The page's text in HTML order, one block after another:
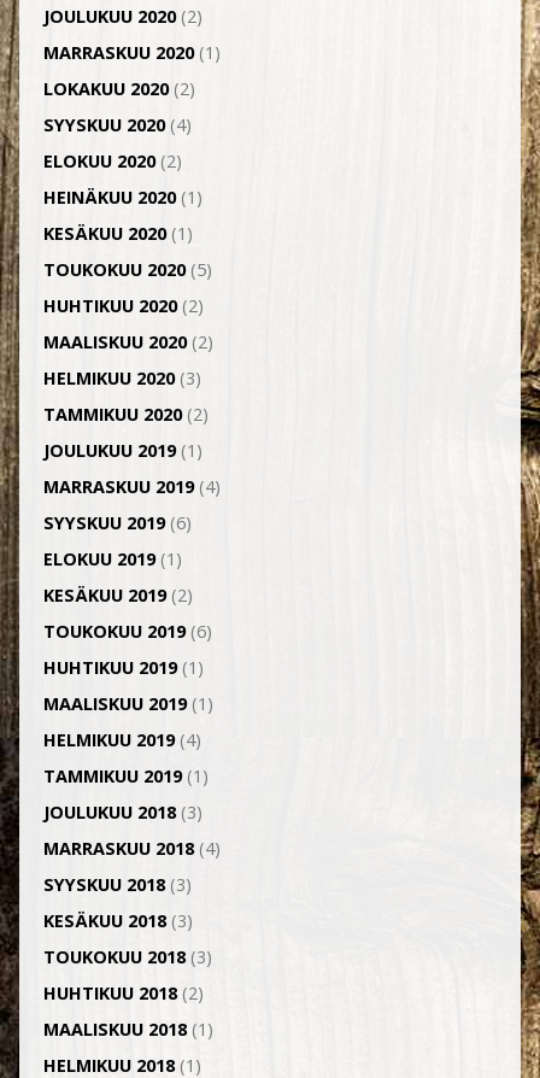
JOULUKUU 2020(2)
MARRASKUU 2020(1)
LOKAKUU 2020(2)
SYYSKUU 2020(4)
ELOKUU 2020(2)
HEINÄKUU 2020(1)
KESÄKUU 2020(1)
TOUKOKUU 2020(5)
HUHTIKUU 2020(2)
MAALISKUU 2020(2)
HELMIKUU 2020(3)
TAMMIKUU 2020(2)
JOULUKUU 2019(1)
MARRASKUU 2019(4)
SYYSKUU 2019(6)
ELOKUU 2019(1)
KESÄKUU 2019(2)
TOUKOKUU 2019(6)
HUHTIKUU 2019(1)
MAALISKUU 2019(1)
HELMIKUU 2019(4)
TAMMIKUU 2019(1)
JOULUKUU 2018(3)
MARRASKUU 2018(4)
SYYSKUU 2018(3)
KESÄKUU 2018(3)
TOUKOKUU 2018(3)
HUHTIKUU 2018(2)
MAALISKUU 2018(1)
HELMIKUU 2018(1)